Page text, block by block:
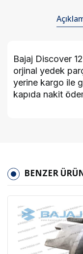
Bajaj Discover
orjinal yedek
yerine kargo ile
kapıda nakit
BENZER